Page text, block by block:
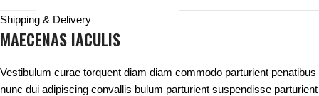
Shipping & Delivery
MAECENAS IACULIS
Vestibulum curae torquent diam diam commodo parturient penatibus
nunc dui adipiscing convallis bulum parturient suspendisse parturient